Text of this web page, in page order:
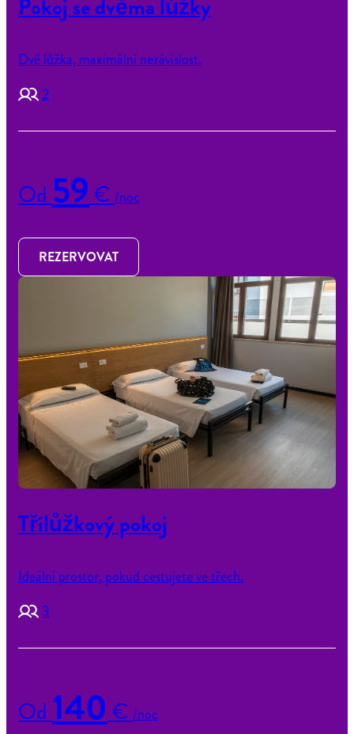
Pokoj se dvěma lůžky
Dvě lůžka, maximální nezávislost.
2
Od 59€ /noc
REZERVOVAT
Třílůžkový pokoj
Ideální prostor, pokud cestujete ve třech.
3
Od140€/noc